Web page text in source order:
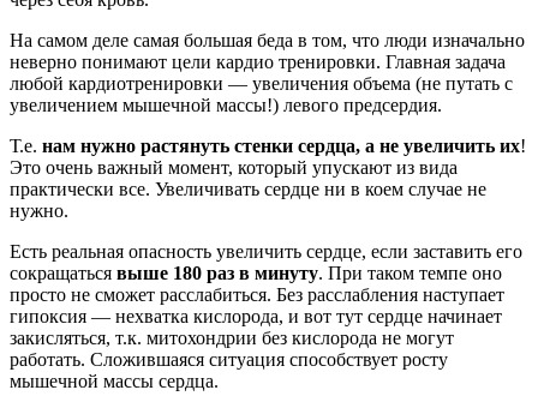
На самом деле самая большая беда в том, что люди изначально
неверно понимают цели кардио тренировки. Главная задача
любой кардиотренировки — увеличения объема (не путать с
увеличением мышечной массы!) левого предсердия.
Т.е. нам нужно растянуть стенки сердца, а не увеличить их!
Это очень важный момент, который упускают из вида
практически все. Увеличивать сердце ни в коем случае не
нужно.
Есть реальная опасность увеличить сердце, если заставить его
сокращаться выше 180 раз в минуту. При таком темпе оно
просто не сможет расслабиться. Без расслабления наступает
гипоксия — нехватка кислорода, и вот тут сердце начинает
закисляться, т.к. митохондрии без кислорода не могут
работать. Сложившаяся ситуация способствует росту
мышечной массы сердца.